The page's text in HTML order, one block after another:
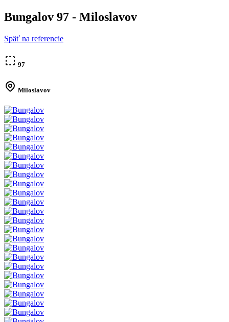
Bungalov 97 - Miloslavov
Späť na referencie
97
Miloslavov